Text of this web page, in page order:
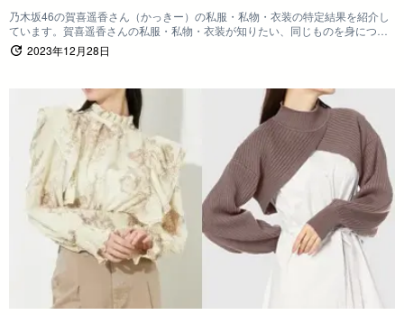
乃木坂46の賀喜遥香さん（かっきー）の私服・私物・衣装の特定結果を紹介し
ています。賀喜遥香さんの私服・私物・衣装が知りたい、同じものを身につけ
たいファンの方は参考にしていただけると嬉しいです。
2023年12月28日